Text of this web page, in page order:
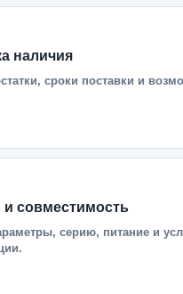
наличия
сроки поставки и
и совместимость
серию, питание и